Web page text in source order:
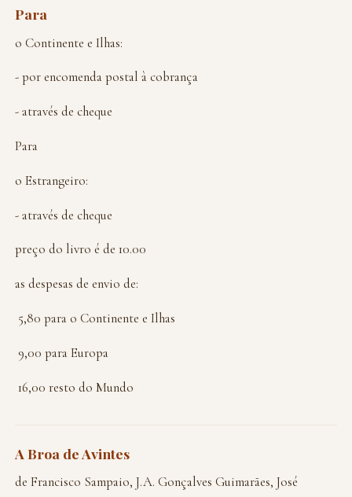
Para
o Continente e Ilhas:
- por encomenda postal à cobrança
- através de cheque
Para
o Estrangeiro:
- através de cheque
preço do livro é de 10.00
as despesas de envio de:
 5,80 para o Continente e Ilhas
 9,00 para Europa
 16,00 resto do Mundo
A Broa de Avintes
de Francisco Sampaio, J.A. Gonçalves Guimarães, José